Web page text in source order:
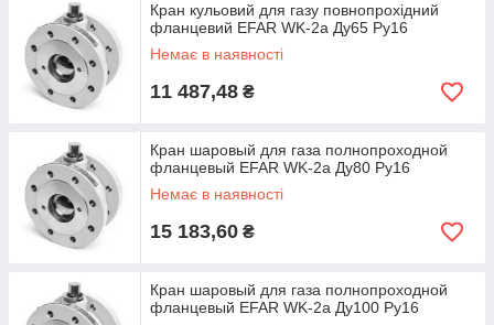
Кран кульовий для газу повнопрохідний
фланцевий EFAR WK-2a Ду65 Ру16
Немає в наявності
11 487,48 ₴
Кран шаровый для газа полнопроходной
фланцевый EFAR WK-2a Ду80 Ру16
Немає в наявності
15 183,60 ₴
Кран шаровый для газа полнопроходной
фланцевый EFAR WK-2a Ду100 Ру16